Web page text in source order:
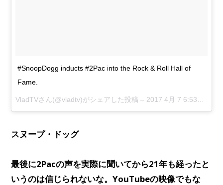
#SnoopDogg inducts #2Pac into the Rock & Roll Hall of
Fame.
VladTVさん(@vladtv)がシェアした投稿 – 2017 4月 7 6:53午後 PDT
スヌープ・ドッグ
最後に2Pacの声を実際に聞いてから21年も経ったと
いうのは信じられないな。YouTubeの映像でもな